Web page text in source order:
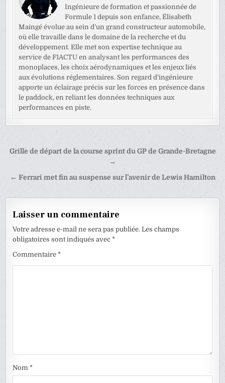
Ingénieure de formation et passionnée de
Formule 1 depuis son enfance, Élisabeth
Maingé évolue au sein d’un grand constructeur automobile,
où elle travaille dans le domaine de la recherche et du
développement. Elle met son expertise technique au
service de F1ACTU en analysant les performances des
monoplaces, les choix aérodynamiques et les enjeux liés
aux évolutions réglementaires. Son regard d’ingénieure
apporte un éclairage précis sur les forces en présence dans
le paddock, en reliant les données techniques aux
performances en piste.
Navigation
l’article
Grille de départ de la course sprint du GP de Grande-Bretagne
→
← Ferrari met fin au suspense sur l’avenir de Lewis Hamilton
Laisser un commentaire
Votre adresse e-mail ne sera pas publiée. Les champs
obligatoires sont indiqués avec*
Commentaire*
Nom*